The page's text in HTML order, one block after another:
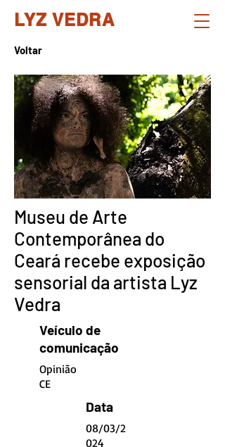
LYZ VEDRA
Voltar
Museu de Arte
Contemporânea do
Ceará recebe exposição
sensorial da artista Lyz
Vedra
Veículo de
comunicação
Opinião
CE
Data
08/03/2
024